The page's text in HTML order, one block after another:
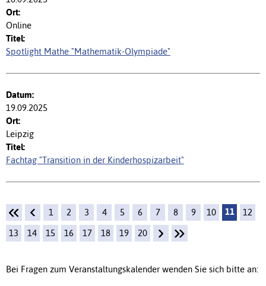
Online
Spotlight Mathe "Mathematik-Olympiade"
19.09.2025
Leipzig
Fachtag "Transition in der Kinderhospizarbeit"
1 2 3 4 5 6 7 8 9 10 11 12
13 14 15 16 17 18 19 20
Bei Fragen zum Veranstaltungskalender wenden Sie sich bitte an: